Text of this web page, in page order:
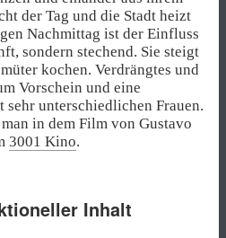
der Tag und die Stadt heizt
Nachmittag ist der Einfluss
sondern stechend. Sie steigt
kochen. Verdrängtes und
Vorschein und eine
sehr unterschiedlichen Frauen.
in dem Film von Gustavo
3001 Kino.
Inhalt